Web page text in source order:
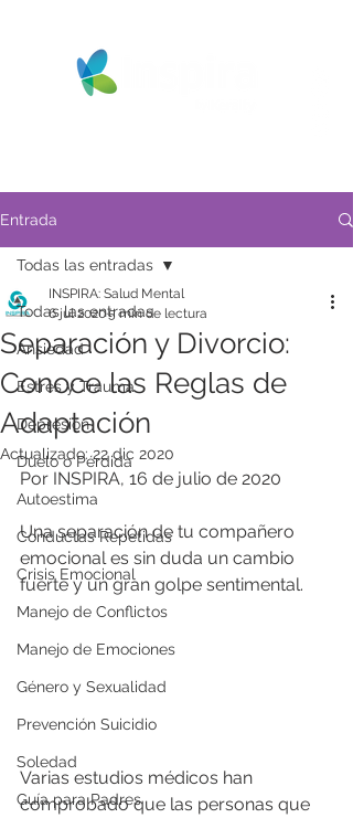
Entrada
Todas las entradas
Ansiedad
Estrés y Trauma
Depresión
Duelo o Pérdida
Autoestima
Conductas Repetidas
Crisis Emocional
Manejo de Conflictos
Manejo de Emociones
Género y Sexualidad
Prevención Suicidio
Soledad
Guía para Padres
Todas las entradas
Separación y Divorcio:
Conoce las Reglas de
Adaptación
INSPIRA: Salud Mental
6 jul 20205 min de lectura
Actualizado:22 dic 2020
Por INSPIRA, 16 de julio de 2020
Una separación de tu compañero
emocional es sin duda un cambio
fuerte y un gran golpe sentimental.
Varias estudios médicos han
comprobado que las personas que